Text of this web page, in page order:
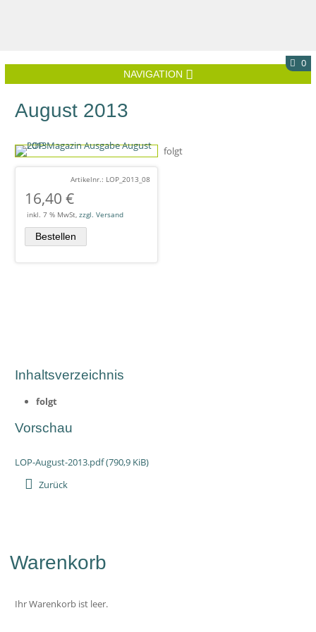
0
NAVIGATION
August 2013
16,40 €
Artikelnr.: LOP_2013_08
inkl. 7 % MwSt, zzgl. Versand
folgt
Inhaltsverzeichnis
folgt
Vorschau
LOP-August-2013.pdf(790,9 KiB)
Zurück
Warenkorb
Ihr Warenkorb ist leer.